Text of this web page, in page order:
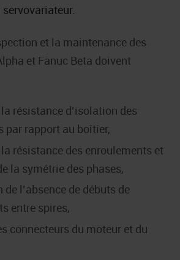
servovariateur.
et la maintenance des
et Fanuc Beta doivent
résistance d’isolation des
par rapport au boîtier,
résistance des enroulements et
la symétrie des phases,
l’absence de débuts de
entre spires,
connecteurs du moteur et du